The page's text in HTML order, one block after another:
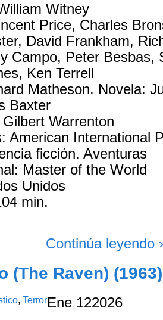
Witney
Price, Charles
David Frankham,
Campo, Peter Besbas,
Ken Terrell
Matheson. Novela:
Baxter
Warrenton
American International
ficción. Aventuras
Master of the World
Unidos
min.
Continúa leyendo
(The Raven) (1963)
,TerrorEne 122026